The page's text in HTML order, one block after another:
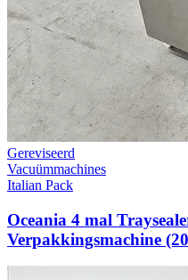
Gereviseerd
Vacuümmachines
Italian Pack
Oceania 4 mal
Verpakkingsmachine